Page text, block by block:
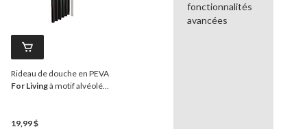
Rideau de douche en PEVA
For Livingà motif alvéolé
19,99 $
fonctionnalités
avancées